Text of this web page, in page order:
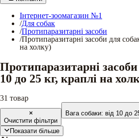
Інтернет-зоомагазин №1
/Для собак
/Протипаразитарні засоби
/Протипаразитарні засоби для
на холку)
Протипаразитарні
10 до 25 кг, краплі на
31 товар
Очистити фільтри
Вага собаки: від 10 до
Показати більше